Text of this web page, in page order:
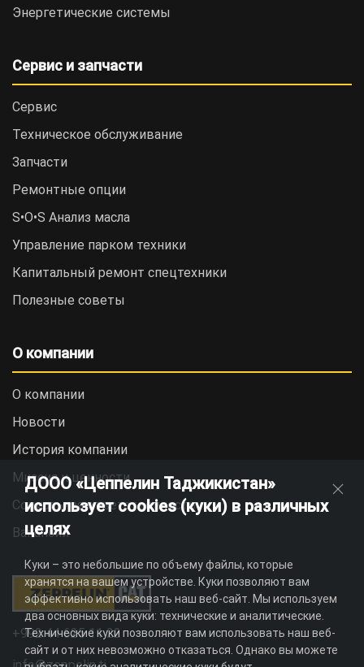
Энергетические системы
Сервис и запчасти
Сервис
Техническое обслуживание
Запчасти
Ремонтные опции
S•O•S Анализ масла
Управление парком техники
Капитальный ремонт спецтехники
Полезные советы
О компании
О компании
Новости
История компании
Миссия и ценности
Социальная ответственность
Вакансии
+992 44 625 11 22
ДООО «Цеппелин Таджикистан»
использует cookies (куки) в различных
целях
Куки – это небольшие по объему файлы, которые
хранятся на вашем устройстве. Куки позволяют вам
эффективно использовать наш веб-сайт. Мы используем
два основных вида куки: технические и аналитические.
Технические куки позволяют вам использовать наш веб-
сайт и от них невозможно отказаться. Однако вы можете